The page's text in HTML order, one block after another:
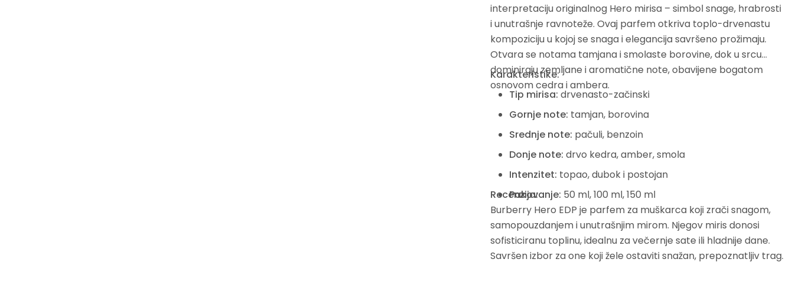
interpretaciju originalnog Hero mirisa – simbol snage, hrabrosti
i unutrašnje ravnoteže. Ovaj parfem otkriva toplo-drvenastu
kompoziciju u kojoj se snaga i elegancija savršeno prožimaju.
Otvara se notama tamjana i smolaste borovine, dok u srcu
dominiraju zemljane i aromatične note, obavijene bogatom
osnovom cedra i ambera.
Karakteristike:
Tip mirisa: drvenasto-začinski
Gornje note: tamjan, borovina
Srednje note: pačuli, benzoin
Donje note: drvo kedra, amber, smola
Intenzitet: topao, dubok i postojan
Pakovanje: 50 ml, 100 ml, 150 ml
Recenzija:
Burberry Hero EDP je parfem za muškarca koji zrači snagom,
samopouzdanjem i unutrašnjim mirom. Njegov miris donosi
sofisticiranu toplinu, idealnu za večernje sate ili hladnije dane.
Savršen izbor za one koji žele ostaviti snažan, prepoznatljiv trag.